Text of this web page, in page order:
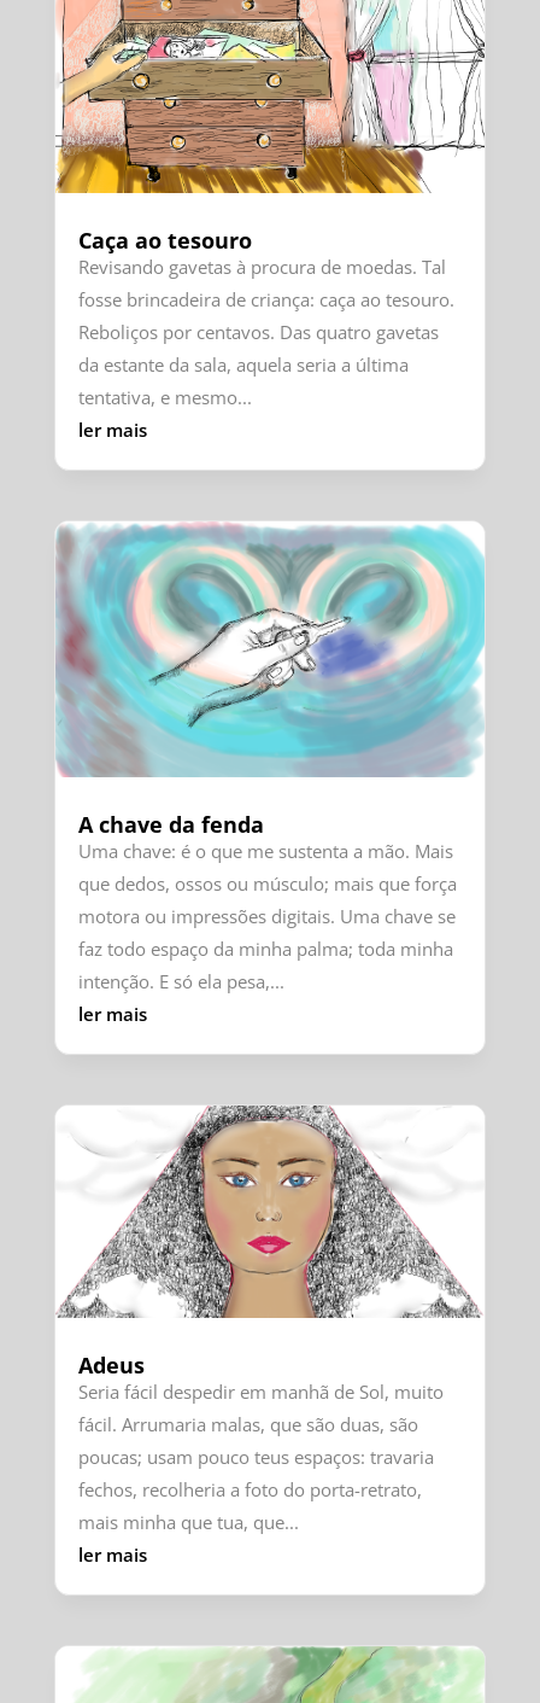
Caça ao tesouro
Revisando gavetas à procura de moedas. Tal
fosse brincadeira de criança: caça ao tesouro.
Reboliços por centavos. Das quatro gavetas
da estante da sala, aquela seria a última
tentativa, e mesmo...
ler mais
A chave da fenda
Uma chave: é o que me sustenta a mão. Mais
que dedos, ossos ou músculo; mais que força
motora ou impressões digitais. Uma chave se
faz todo espaço da minha palma; toda minha
intenção. E só ela pesa,...
ler mais
Adeus
Seria fácil despedir em manhã de Sol, muito
fácil. Arrumaria malas, que são duas, são
poucas; usam pouco teus espaços: travaria
fechos, recolheria a foto do porta-retrato,
mais minha que tua, que...
ler mais